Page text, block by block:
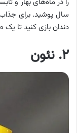
را در ماه‌های بهار و
سال پوشید. برای
دندان بازی کنید تا
۲. نئون